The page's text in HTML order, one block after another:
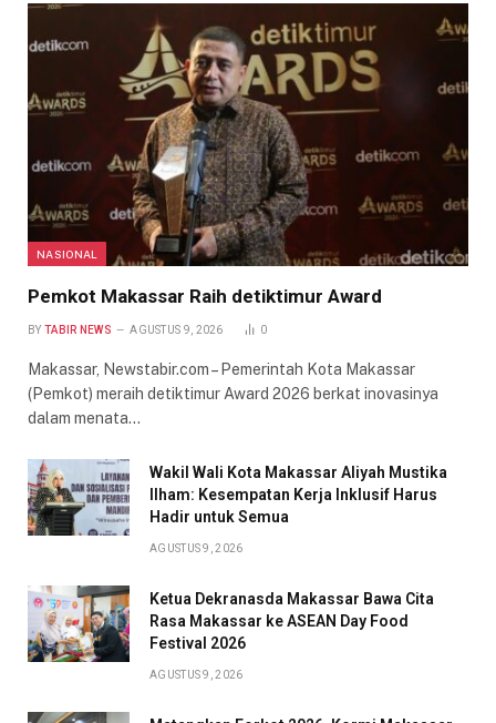
NASIONAL
Pemkot Makassar Raih detiktimur Award
BY TABIR NEWS AGUSTUS 9, 2026 0
Makassar, Newstabir.com – Pemerintah Kota Makassar
(Pemkot) meraih detiktimur Award 2026 berkat inovasinya
dalam menata…
Wakil Wali Kota Makassar Aliyah Mustika
Ilham: Kesempatan Kerja Inklusif Harus
Hadir untuk Semua
AGUSTUS 9, 2026
Ketua Dekranasda Makassar Bawa Cita
Rasa Makassar ke ASEAN Day Food
Festival 2026
AGUSTUS 9, 2026